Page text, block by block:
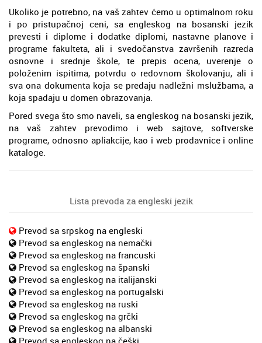
Ukoliko je potrebno, na vaš zahtev ćemo u optimalnom roku
i po pristupačnoj ceni, sa engleskog na bosanski jezik
prevesti i diplome i dodatke diplomi, nastavne planove i
programe fakulteta, ali i svedočanstva završenih razreda
osnovne i srednje škole, te prepis ocena, uverenje o
položenim ispitima, potvrdu o redovnom školovanju, ali i
sva ona dokumenta koja se predaju nadležni mslužbama, a
koja spadaju u domen obrazovanja.
Pored svega što smo naveli, sa engleskog na bosanski jezik,
na vaš zahtev prevodimo i web sajtove, softverske
programe, odnosno apliakcije, kao i web prodavnice i online
kataloge.
Lista prevoda za engleski jezik
Prevod sa srpskog na engleski
Prevod sa engleskog na nemački
Prevod sa engleskog na francuski
Prevod sa engleskog na španski
Prevod sa engleskog na italijanski
Prevod sa engleskog na portugalski
Prevod sa engleskog na ruski
Prevod sa engleskog na grčki
Prevod sa engleskog na albanski
Prevod sa engleskog na češki